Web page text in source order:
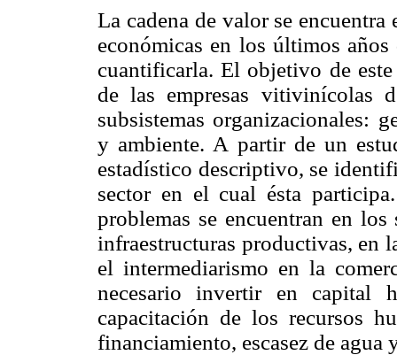
La cadena de valor se
económicas en los últimos
cuantificarla. El objetivo de
de las empresas vitivinícolas
subsistemas organizacionales:
y ambiente. A partir de un
estadístico descriptivo, se
sector en el cual ésta
problemas se encuentran en
infraestructuras productivas, en
el intermediarismo en la
necesario invertir en capital
capacitación de los recursos
financiamiento, escasez de agua